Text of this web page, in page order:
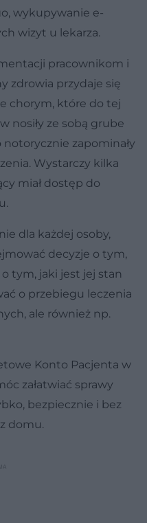
wykupywanie e-
wizyt u lekarza.
pracownikom i
zdrowia przydaje się
chorym, które do tej
nosiły ze sobą grube
zapominały
Wystarczy kilka
miał dostęp do
dla każdej osoby,
decyzje o tym,
tym, jaki jest jej stan
o przebiegu leczenia
ale również np.
Konto Pacjenta w
załatwiać sprawy
bezpiecznie i bez
domu.